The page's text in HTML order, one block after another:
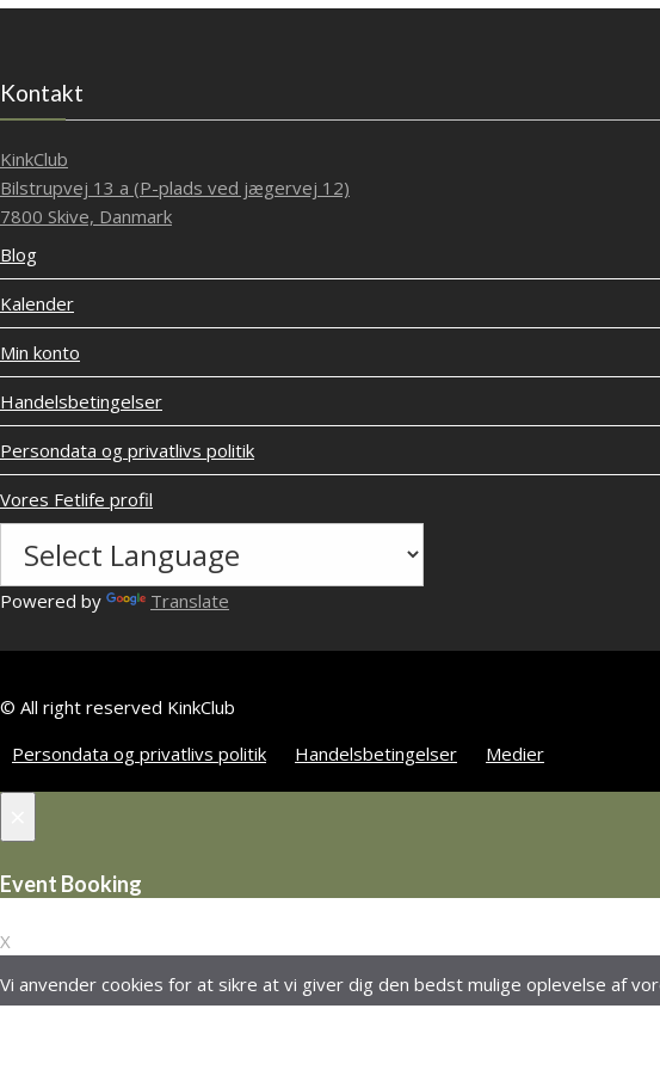
Kontakt
KinkClub
Bilstrupvej 13 a (P-plads ved jægervej 12)
7800 Skive, Danmark
Blog
Kalender
Min konto
Handelsbetingelser
Persondata og privatlivs politik
Vores Fetlife profil
Powered by Translate
© All right reserved KinkClub
Persondata og privatlivs politik
Handelsbetingelser Medier
Event Booking
X
Vi anvender cookies for at sikre at vi giver dig den bedst mulige oplevelse af